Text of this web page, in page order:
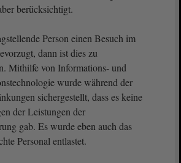
berücksichtigt.
Person einen Besuch im
dann ist dies zu
Mithilfe von Informations- und
wurde während der
sichergestellt, dass es keine
der Leistungen der
gab. Es wurde eben auch das
Personal entlastet.